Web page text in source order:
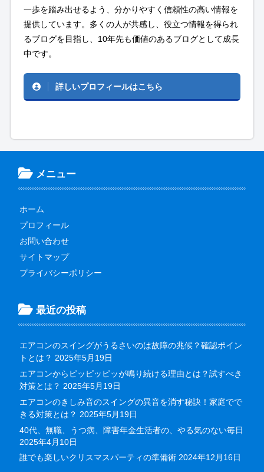
一歩を踏み出せるよう、分かりやすく信頼性の高い情報を
提供しています。多くの人が共感し、役立つ情報を得られ
るブログを目指し、10年先も価値のあるブログとして成長
中です。
詳しいプロフィールはこちら
メニュー
ホーム
プロフィール
お問い合わせ
サイトマップ
プライバシーポリシー
最近の投稿
エアコンのスイングがうるさいのは故障の兆候？確認ポイン
トとは？ 2025年5月19日
エアコンからピッピッピッが鳴り続ける理由とは？試すべき
対策とは？ 2025年5月19日
エアコンのきしみ音のスイングの異音を消す秘訣！家庭でで
きる対策とは？ 2025年5月19日
40代、無職、うつ病、障害年金生活者の、やる気のない毎日
2025年4月10日
誰でも楽しいクリスマスパーティの準備術 2024年12月16日